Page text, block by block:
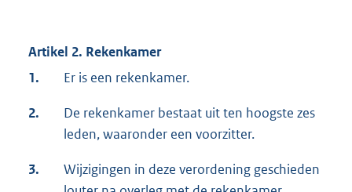
Artikel 2. Rekenkamer
1.
Er is een rekenkamer.
2.
De rekenkamer bestaat uit ten hoogste zes
leden, waaronder een voorzitter.
3.
Wijzigingen in deze verordening geschieden